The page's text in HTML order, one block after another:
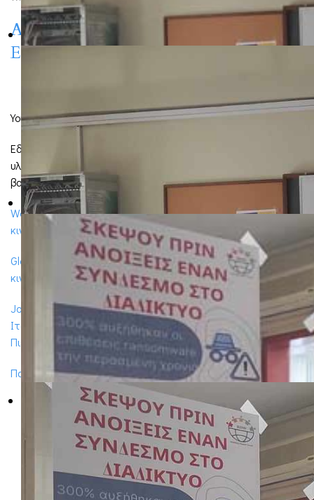
Απολογισμός Προγράμματος
Erasmus+ σχολικού έτους 2025-2026
You don't have a pdf plugin, but you candownload the pdf file.
Εδώ μπορείτε να βρείτε υλικό από την ημερίδα που
υλοποιήθηκε στο σχολείο στα πλαίσια της διάχυσης των
βασικών στόχων του προγράμματος
Wellbeing εκπαιδευτικών - μαθητών (από την
κινητικότητα στο Δουβλίνο)
Glad (από την κινητικότητα στο Δουβλίνο)Glad (από την
κινητικότητα στο Δουβλίνο)
Job Shadowing (από την κινητικότητα στο Πιεντιμόντε -
Ιταλία)Job Shadowing (από την κινητικότητα στο
Πιεντιμόντε - Ιταλία)
Παρουσίαση της πόλης του Πόρτο